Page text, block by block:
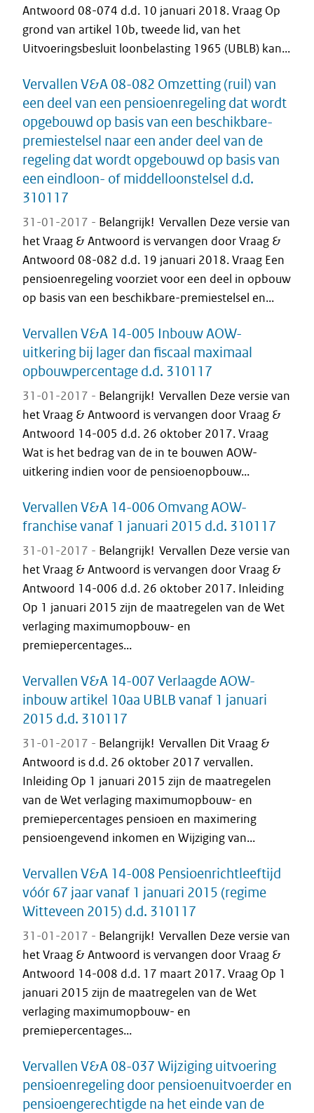
Antwoord 08-074 d.d. 10 januari 2018. Vraag Op
grond van artikel 10b, tweede lid, van het
Uitvoeringsbesluit loonbelasting 1965 (UBLB) kan...
Vervallen V&A 08-082 Omzetting (ruil) van
een deel van een pensioenregeling dat wordt
opgebouwd op basis van een beschikbare-
premiestelsel naar een ander deel van de
regeling dat wordt opgebouwd op basis van
een eindloon- of middelloonstelsel d.d.
310117
31-01-2017 - Belangrijk! Vervallen Deze versie van
het Vraag & Antwoord is vervangen door Vraag &
Antwoord 08-082 d.d. 19 januari 2018. Vraag Een
pensioenregeling voorziet voor een deel in opbouw
op basis van een beschikbare-premiestelsel en...
Vervallen V&A 14-005 Inbouw AOW-
uitkering bij lager dan fiscaal maximaal
opbouwpercentage d.d. 310117
31-01-2017 - Belangrijk! Vervallen Deze versie van
het Vraag & Antwoord is vervangen door Vraag &
Antwoord 14-005 d.d. 26 oktober 2017. Vraag
Wat is het bedrag van de in te bouwen AOW-
uitkering indien voor de pensioenopbouw...
Vervallen V&A 14-006 Omvang AOW-
franchise vanaf 1 januari 2015 d.d. 310117
31-01-2017 - Belangrijk! Vervallen Deze versie van
het Vraag & Antwoord is vervangen door Vraag &
Antwoord 14-006 d.d. 26 oktober 2017. Inleiding
Op 1 januari 2015 zijn de maatregelen van de Wet
verlaging maximumopbouw- en
premiepercentages...
Vervallen V&A 14-007 Verlaagde AOW-
inbouw artikel 10aa UBLB vanaf 1 januari
2015 d.d. 310117
31-01-2017 - Belangrijk! Vervallen Dit Vraag &
Antwoord is d.d. 26 oktober 2017 vervallen.
Inleiding Op 1 januari 2015 zijn de maatregelen
van de Wet verlaging maximumopbouw- en
premiepercentages pensioen en maximering
pensioengevend inkomen en Wijziging van...
Vervallen V&A 14-008 Pensioenrichtleeftijd
vóór 67 jaar vanaf 1 januari 2015 (regime
Witteveen 2015) d.d. 310117
31-01-2017 - Belangrijk! Vervallen Deze versie van
het Vraag & Antwoord is vervangen door Vraag &
Antwoord 14-008 d.d. 17 maart 2017. Vraag Op 1
januari 2015 zijn de maatregelen van de Wet
verlaging maximumopbouw- en
premiepercentages...
Vervallen V&A 08-037 Wijziging uitvoering
pensioenregeling door pensioenuitvoerder en
pensioengerechtigde na het einde van de